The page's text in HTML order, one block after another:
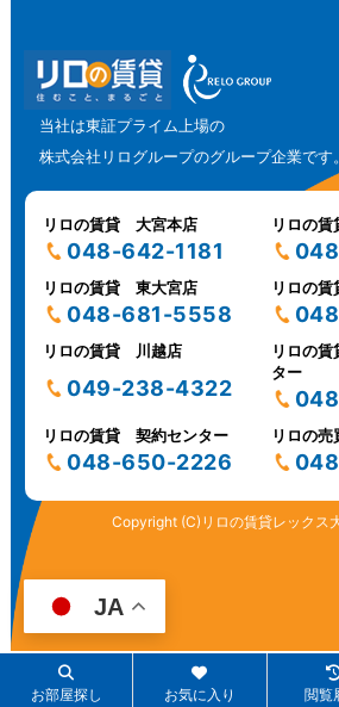
当社は東証プライム上場の
株式会社リログループのグループ企業です。
リロの賃貸 大宮本店
048-642-1181
リロの
リロの賃貸 東大宮店
048-681-5558
リロの
リロの賃貸 川越店
049-238-4322
リロの
ター
リロの賃貸 契約センター
048-650-2226
リロの
Copyright (C)リロの賃貸レックス
お部屋探し お気に入り 閲覧
JA